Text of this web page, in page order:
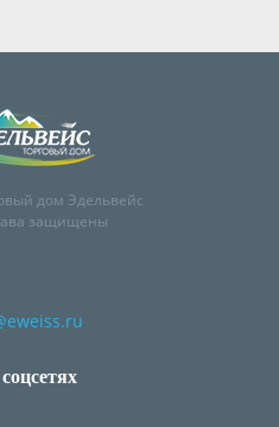
дом Эдельвейс
защищены